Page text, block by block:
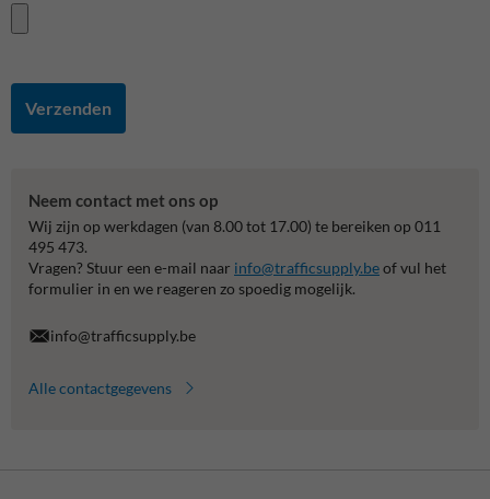
Verzenden
Neem contact met ons op
Wij zijn op werkdagen (van 8.00 tot 17.00) te bereiken op 011
495 473.
Vragen? Stuur een e-mail naar info@trafficsupply.beof vul het
formulier in en we reageren zo spoedig mogelijk.
info@trafficsupply.be
Alle contactgegevens